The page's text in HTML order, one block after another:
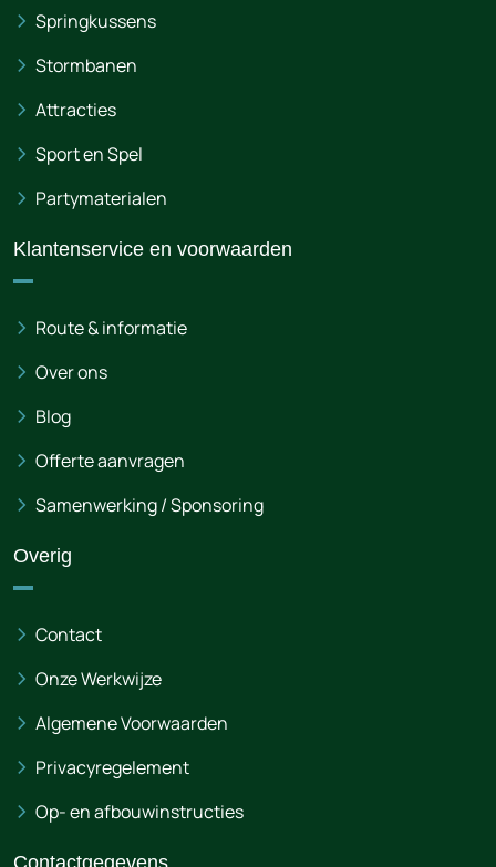
Springkussens
Stormbanen
Attracties
Sport en Spel
Partymaterialen
Klantenservice en voorwaarden
Route & informatie
Over ons
Blog
Offerte aanvragen
Samenwerking / Sponsoring
Overig
Contact
Onze Werkwijze
Algemene Voorwaarden
Privacyregelement
Op- en afbouwinstructies